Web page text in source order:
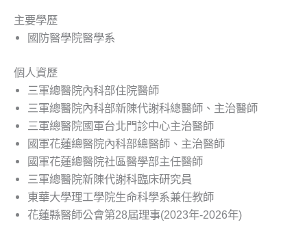
主要學歷
國防醫學院醫學系
個人資歷
三軍總醫院內科部住院醫師
三軍總醫院內科部新陳代謝科總醫師、主治醫師
三軍總醫院國軍台北門診中心主治醫師
國軍花蓮總醫院內科部總醫師、主治醫師
國軍花蓮總醫院社區醫學部主任醫師
三軍總醫院新陳代謝科臨床研究員
東華大學理工學院生命科學系兼任教師
花蓮縣醫師公會第28屆理事(2023年-2026年)